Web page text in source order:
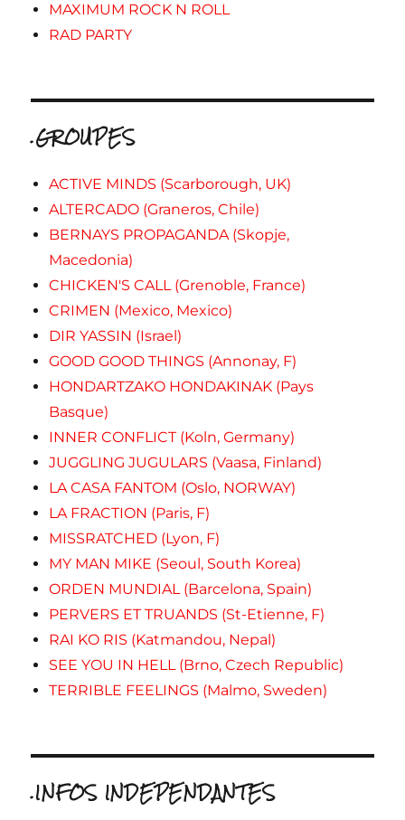
MAXIMUM ROCK N ROLL
RAD PARTY
.GROUPES
ACTIVE MINDS (Scarborough, UK)
ALTERCADO (Graneros, Chile)
BERNAYS PROPAGANDA (Skopje,
Macedonia)
CHICKEN'S CALL (Grenoble, France)
CRIMEN (Mexico, Mexico)
DIR YASSIN (Israel)
GOOD GOOD THINGS (Annonay, F)
HONDARTZAKO HONDAKINAK (Pays
Basque)
INNER CONFLICT (Koln, Germany)
JUGGLING JUGULARS (Vaasa, Finland)
LA CASA FANTOM (Oslo, NORWAY)
LA FRACTION (Paris, F)
MISSRATCHED (Lyon, F)
MY MAN MIKE (Seoul, South Korea)
ORDEN MUNDIAL (Barcelona, Spain)
PERVERS ET TRUANDS (St-Etienne, F)
RAI KO RIS (Katmandou, Nepal)
SEE YOU IN HELL (Brno, Czech Republic)
TERRIBLE FEELINGS (Malmo, Sweden)
.INFOS INDEPENDANTES